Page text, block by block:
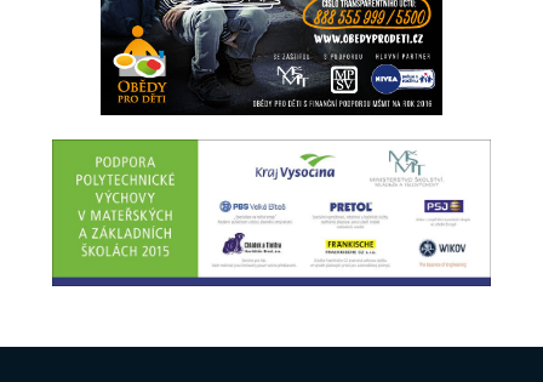
neváhejte obrátit (Mgr. Vladimíra Otisková,
otiskova@zskopce.cz, tel. 568 606 102).
Kritéria pro stanovení pořadí přijetí dětí do
mateřských škol
1. Trvalý pobyt dítěte